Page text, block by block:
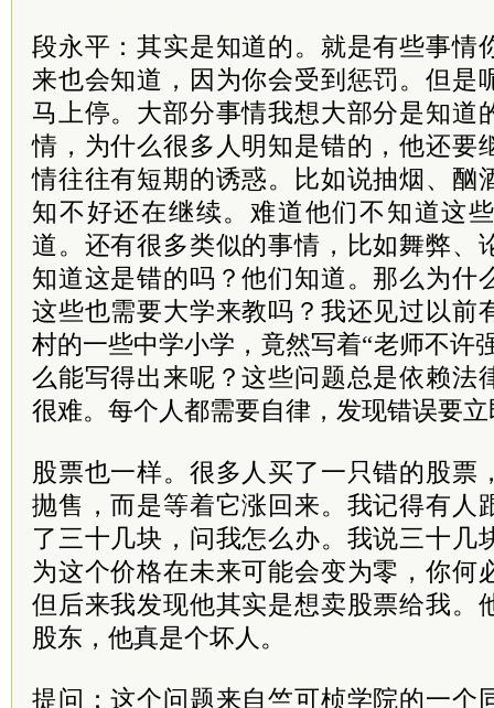
段永平：其实是知道的。就是有些事情
来也会知道，因为你会受到惩罚。但是
马上停。大部分事情我想大部分是知道
情，为什么很多人明知是错的，他还要
情往往有短期的诱惑。比如说抽烟、酗
知不好还在继续。难道他们不知道这
道。还有很多类似的事情，比如舞弊、
知道这是错的吗？他们知道。那么为什
这些也需要大学来教吗？我还见过以前
村的一些中学小学，竟然写着“老师不许
么能写得出来呢？这些问题总是依赖法
很难。每个人都需要自律，发现错误要
股票也一样。很多人买了一只错的股票
抛售，而是等着它涨回来。我记得有人
了三十几块，问我怎么办。我说三十几
为这个价格在未来可能会变为零，你何
但后来我发现他其实是想卖股票给我。
股东，他真是个坏人。
提问：这个问题来自竺可桢学院的一个